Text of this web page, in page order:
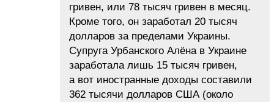
гривен, или 78 тысяч гривен в месяц.
Кроме того, он заработал 20 тысяч
долларов за пределами Украины.
Супруга Урбанского Алёна в Украине
заработала лишь 15 тысяч гривен,
а вот иностранные доходы составили
362 тысячи долларов США (около